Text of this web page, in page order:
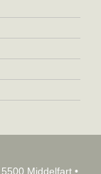
Middelfart •